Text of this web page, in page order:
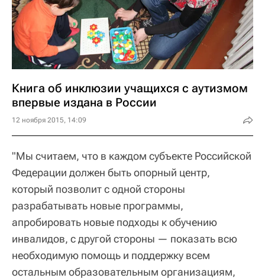
Книга об инклюзии учащихся с аутизмом
впервые издана в России
12 ноября 2015, 14:09
"Мы считаем, что в каждом субъекте Российской
Федерации должен быть опорный центр,
который позволит с одной стороны
разрабатывать новые программы,
апробировать новые подходы к обучению
инвалидов, с другой стороны — показать всю
необходимую помощь и поддержку всем
остальным образовательным организациям,